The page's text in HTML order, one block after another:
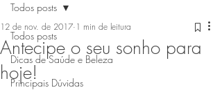
Todos posts
Dicas de Saúde e Beleza
Principais Dúvidas
Todos posts
Antecipe o seu sonho para
hoje!
12 de nov. de 2017 1 min de leitura